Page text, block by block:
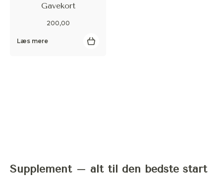
Gavekort
200,00
Læs mere
Supplement – alt til den bedste start